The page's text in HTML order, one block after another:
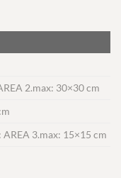
2.max: 30×30 cm
3.max: 15×15 cm